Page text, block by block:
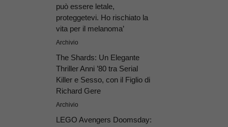
può essere letale,
proteggetevi. Ho rischiato la
vita per il melanoma’
Archivio
The Shards: Un Elegante
Thriller Anni ’80 tra Serial
Killer e Sesso, con il Figlio di
Richard Gere
Archivio
LEGO Avengers Doomsday: